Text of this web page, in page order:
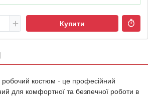
Купити
робочий костюм - це професійний
для комфортної та безпечної роботи в